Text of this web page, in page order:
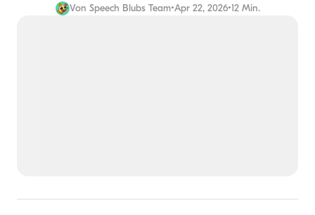
Von Speech Blubs Team•Apr 22, 2026•12 Min.